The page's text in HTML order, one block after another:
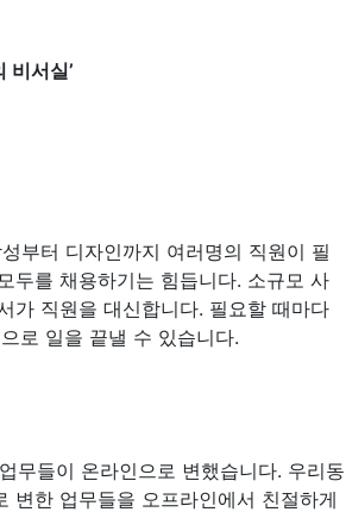
비서실’
부터 디자인까지 여러명의 직원이 필
두를 채용하기는 힘듭니다. 소규모 사
가 직원을 대신합니다. 필요할 때마다
로 일을 끝낼 수 있습니다.
무들이 온라인으로 변했습니다. 우리동
변한 업무들을 오프라인에서 친절하게